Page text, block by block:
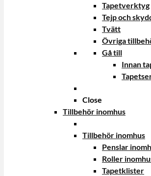
Tapetverktyg
Tejp och
Tvätt
Övriga
Gå till
Innan
Close
Tillbehör inomhus
Tillbehör inomhus
Penslar
Roller
Tapetklister